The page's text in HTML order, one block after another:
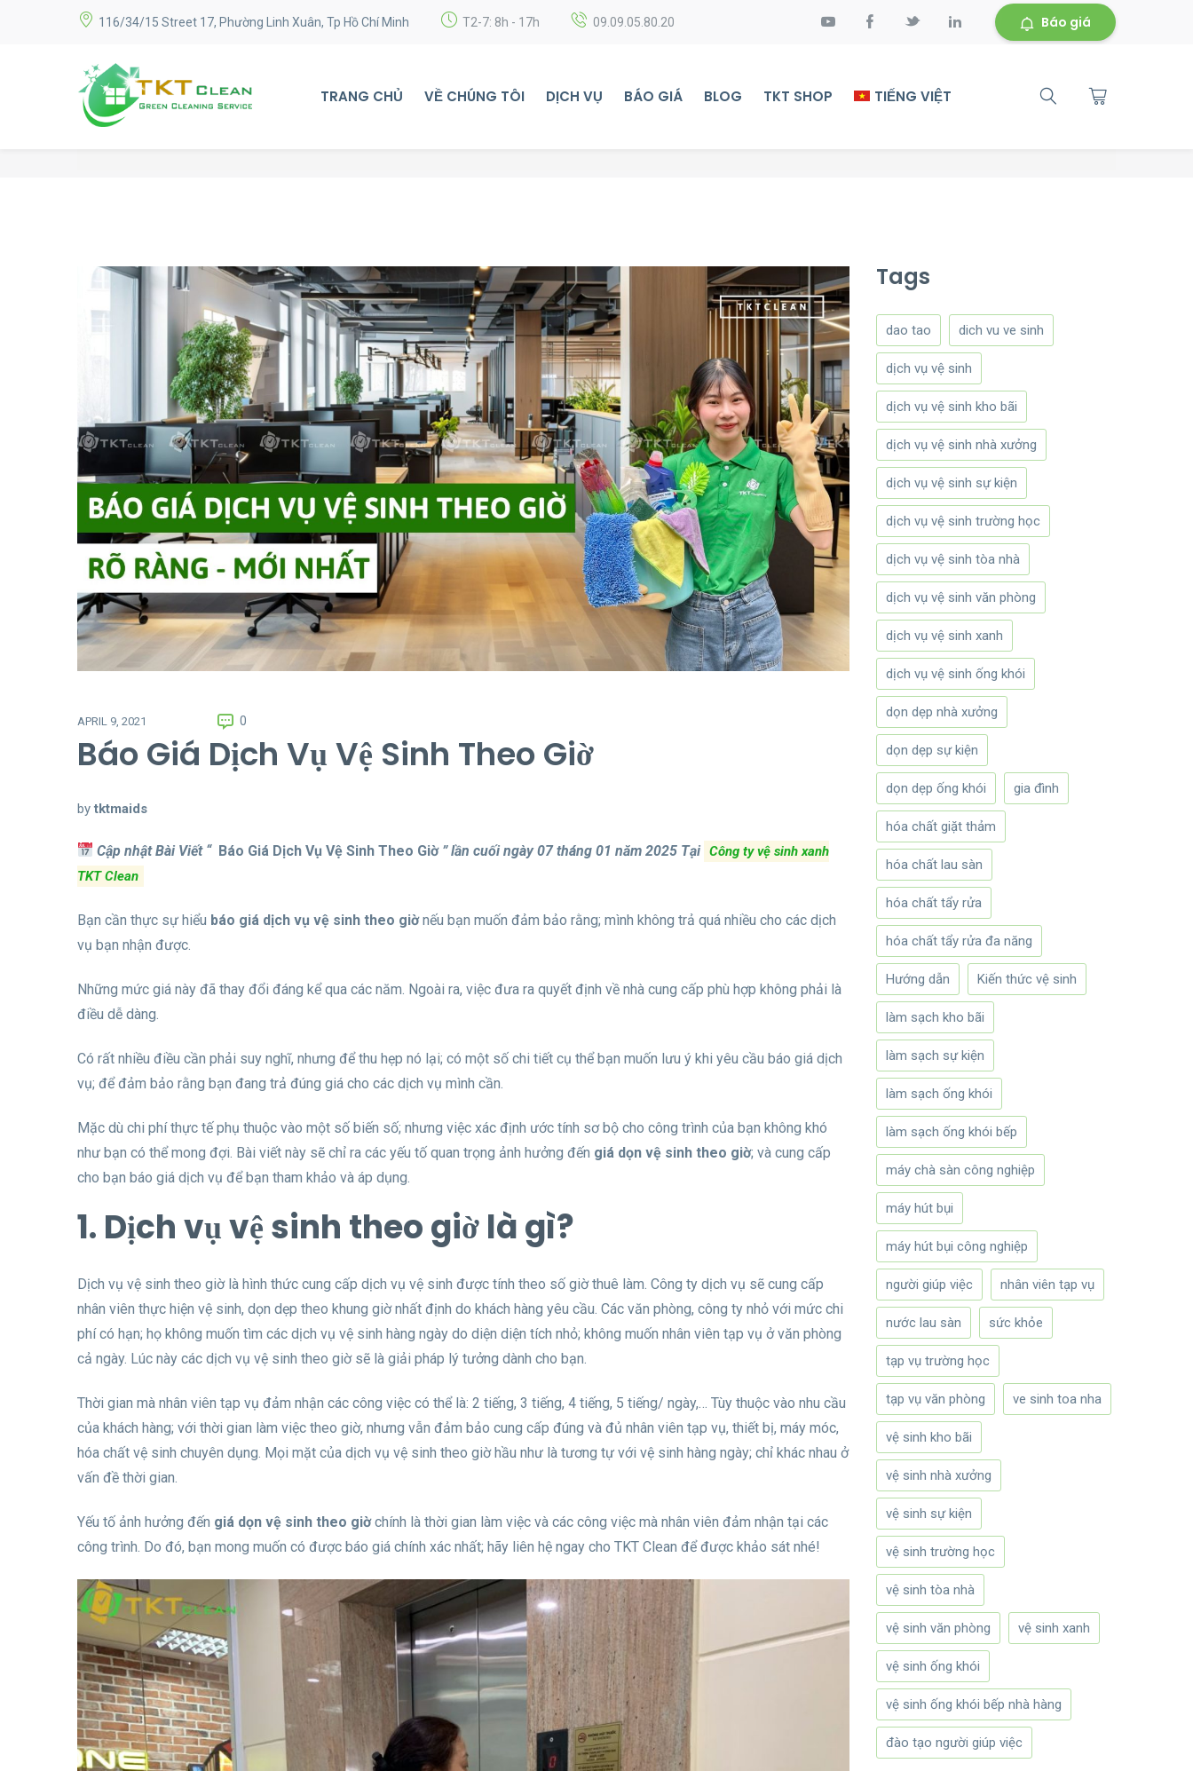
116/34/15 Street 17, Phường Linh Xuân, Tp Hồ Chí Minh T2-7: 8h - 17h 09.09.05.80.20 Báo giá
TRANG CHỦ VỀ CHÚNG TÔI DỊCH VỤ BÁO GIÁ BLOG TKT SHOP TIẾNG VIỆT
APRIL 9, 2021 0
Báo Giá Dịch Vụ Vệ Sinh Theo Giờ
by tktmaids
Cập nhật Bài Viết “Báo Giá Dịch Vụ Vệ Sinh Theo Giờ ” lần cuối ngày 07 tháng 01 năm 2025 Tại Công ty vệ sinh xanh
TKT Clean
Bạn cần thực sự hiểu báo giá dịch vụ vệ sinh theo giờnếu bạn muốn đảm bảo rằng; mình không trả quá nhiều cho các dịch
vụ bạn nhận được.
Những mức giá này đã thay đổi đáng kể qua các năm. Ngoài ra, việc đưa ra quyết định về nhà cung cấp phù hợp không phải là
điều dễ dàng.
Có rất nhiều điều cần phải suy nghĩ, nhưng để thu hẹp nó lại; có một số chi tiết cụ thể bạn muốn lưu ý khi yêu cầu báo giá dịch
vụ; để đảm bảo rằng bạn đang trả đúng giá cho các dịch vụ mình cần.
Mặc dù chi phí thực tế phụ thuộc vào một số biến số; nhưng việc xác định ước tính sơ bộ cho công trình của bạn không khó
như bạn có thể mong đợi. Bài viết này sẽ chỉ ra các yếu tố quan trọng ảnh hưởng đến giá dọn vệ sinh theo giờ; và cung cấp
cho bạn báo giá dịch vụ để bạn tham khảo và áp dụng.
1. Dịch vụ vệ sinh theo giờ là gì?
Dịch vụ vệ sinh theo giờ là hình thức cung cấp dịch vụ vệ sinh được tính theo số giờ thuê làm. Công ty dịch vụ sẽ cung cấp
nhân viên thực hiện vệ sinh, dọn dẹp theo khung giờ nhất định do khách hàng yêu cầu. Các văn phòng, công ty nhỏ với mức chi
phí có hạn; họ không muốn tìm các dịch vụ vệ sinh hàng ngày do diện diện tích nhỏ; không muốn nhân viên tạp vụ ở văn phòng
cả ngày. Lúc này các dịch vụ vệ sinh theo giờ sẽ là giải pháp lý tưởng dành cho bạn.
Thời gian mà nhân viên tạp vụ đảm nhận các công việc có thể là: 2 tiếng, 3 tiếng, 4 tiếng, 5 tiếng/ ngày,… Tùy thuộc vào nhu cầu
của khách hàng; với thời gian làm việc theo giờ, nhưng vẫn đảm bảo cung cấp đúng và đủ nhân viên tạp vụ, thiết bị, máy móc,
hóa chất vệ sinh chuyên dụng. Mọi mặt của dịch vụ vệ sinh theo giờ hầu như là tương tự với vệ sinh hàng ngày; chỉ khác nhau ở
vấn đề thời gian.
Yếu tố ảnh hưởng đến giá dọn vệ sinh theo giờchính là thời gian làm việc và các công việc mà nhân viên đảm nhận tại các
công trình. Do đó, bạn mong muốn có được báo giá chính xác nhất; hãy liên hệ ngay cho TKT Clean để được khảo sát nhé!
Tags
dao tao dich vu ve sinh
dịch vụ vệ sinh
dịch vụ vệ sinh kho bãi
dịch vụ vệ sinh nhà xưởng
dịch vụ vệ sinh sự kiện
dịch vụ vệ sinh trường học
dịch vụ vệ sinh tòa nhà
dịch vụ vệ sinh văn phòng
dịch vụ vệ sinh xanh
dịch vụ vệ sinh ống khói
dọn dẹp nhà xưởng
dọn dẹp sự kiện
dọn dẹp ống khói gia đình
hóa chất giặt thảm
hóa chất lau sàn
hóa chất tẩy rửa
hóa chất tẩy rửa đa năng
Hướng dẫn Kiến thức vệ sinh
làm sạch kho bãi
làm sạch sự kiện
làm sạch ống khói
làm sạch ống khói bếp
máy chà sàn công nghiệp
máy hút bụi
máy hút bụi công nghiệp
người giúp việc nhân viên tạp vụ
nước lau sàn sức khỏe
tạp vụ trường học
tạp vụ văn phòng ve sinh toa nha
vệ sinh kho bãi
vệ sinh nhà xưởng
vệ sinh sự kiện
vệ sinh trường học
vệ sinh tòa nhà
vệ sinh văn phòng vệ sinh xanh
vệ sinh ống khói
vệ sinh ống khói bếp nhà hàng
đào tạo người giúp việc